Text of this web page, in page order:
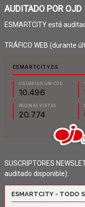
AUDITADO POR OJD
ESMARTCITY está
TRÁFICO WEB (durante
SUSCRIPTORES
auditado disponible):